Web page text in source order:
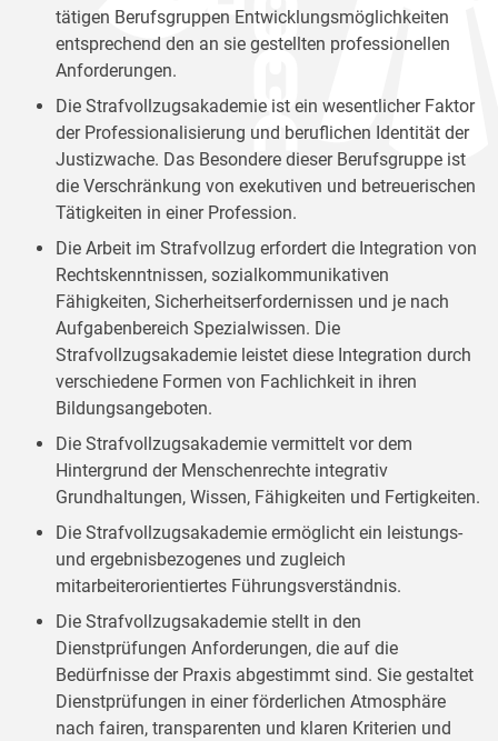
tätigen Berufsgruppen Entwicklungsmöglichkeiten
entsprechend den an sie gestellten professionellen
Anforderungen.
Die Strafvollzugsakademie ist ein wesentlicher Faktor
der Professionalisierung und beruflichen Identität der
Justizwache. Das Besondere dieser Berufsgruppe ist
die Verschränkung von exekutiven und betreuerischen
Tätigkeiten in einer Profession.
Die Arbeit im Strafvollzug erfordert die Integration von
Rechtskenntnissen, sozialkommunikativen
Fähigkeiten, Sicherheitserfordernissen und je nach
Aufgabenbereich Spezialwissen. Die
Strafvollzugsakademie leistet diese Integration durch
verschiedene Formen von Fachlichkeit in ihren
Bildungsangeboten.
Die Strafvollzugsakademie vermittelt vor dem
Hintergrund der Menschenrechte integrativ
Grundhaltungen, Wissen, Fähigkeiten und Fertigkeiten.
Die Strafvollzugsakademie ermöglicht ein leistungs-
und ergebnisbezogenes und zugleich
mitarbeiterorientiertes Führungsverständnis.
Die Strafvollzugsakademie stellt in den
Dienstprüfungen Anforderungen, die auf die
Bedürfnisse der Praxis abgestimmt sind. Sie gestaltet
Dienstprüfungen in einer förderlichen Atmosphäre
nach fairen, transparenten und klaren Kriterien und